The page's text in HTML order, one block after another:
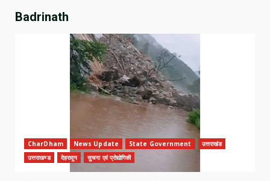
Badrinath
CharDham News Update State Government
उत्तराखंड
उत्तराखण्ड
देहरादून सुचना एवं प्रोद्योगिकी